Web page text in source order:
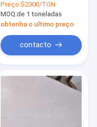
321 316L 310S 2205
430 100mm
Preço:$2300/TON
MOQ:de 1 toneladas
obtenha o ultimo preço
contacto